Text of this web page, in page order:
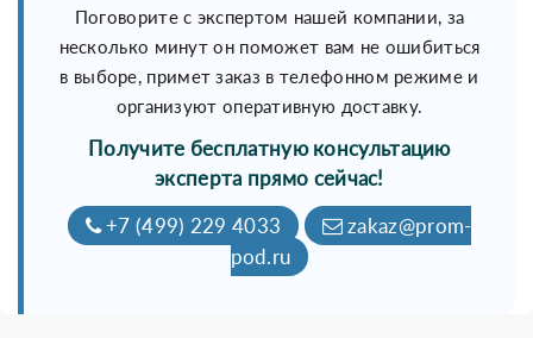
Поговорите с экспертом нашей компании, за
несколько минут он поможет вам не ошибиться
в выборе, примет заказ в телефонном режиме и
организуют оперативную доставку.
Получите бесплатную консультацию
эксперта прямо сейчас!
+7 (499) 229 4033
zakaz@prom-
pod.ru